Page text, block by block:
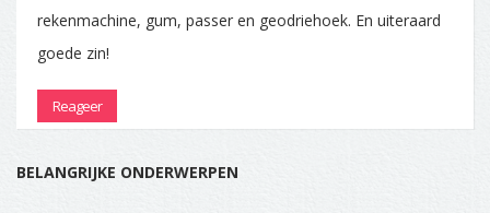
rekenmachine, gum, passer en geodriehoek. En uiteraard
goede zin!
Reageer
BELANGRIJKE ONDERWERPEN